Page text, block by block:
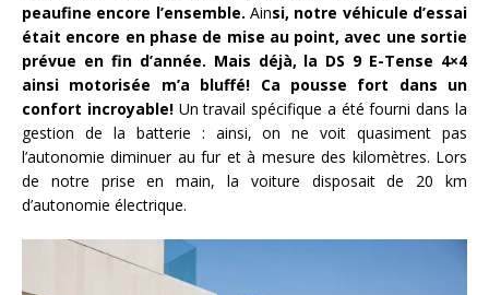
peaufine encore l’ensemble. Ainsi, notre véhicule d’essai
était encore en phase de mise au point, avec une sortie
prévue en fin d’année. Mais déjà, la DS 9 E-Tense 4×4
ainsi motorisée m’a bluffé! Ca pousse fort dans un
confort incroyable!Un travail spécifique a été fourni dans la
gestion de la batterie : ainsi, on ne voit quasiment pas
l’autonomie diminuer au fur et à mesure des kilomètres. Lors
de notre prise en main, la voiture disposait de 20 km
d’autonomie électrique.